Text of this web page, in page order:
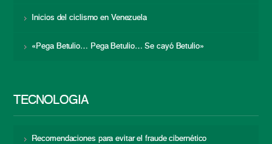
Inicios del ciclismo en Venezuela
«Pega Betulio… Pega Betulio… Se cayó Betulio»
TECNOLOGÍA
Recomendaciones para evitar el fraude cibernético